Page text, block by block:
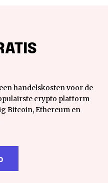
handelskosten voor de
crypto platform
Bitcoin, Ethereum en